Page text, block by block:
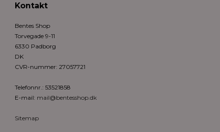
Kontakt
Bentes Shop
Torvegade 9-11
6330 Padborg
DK
CVR-nummer: 27057721
Telefonnr. : 53521858
E-mail: mail@bentesshop.dk
Sitemap